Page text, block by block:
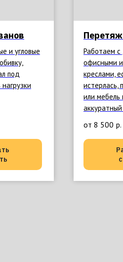
и угловые
под
Работаем
офисными
креслами,
истерлась,
или мебель
от 8 500 р.